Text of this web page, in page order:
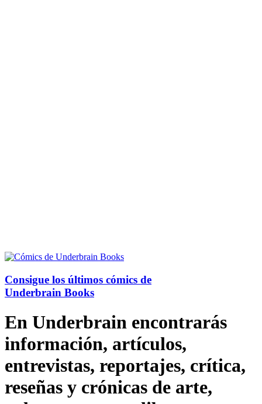
Consigue los últimos cómics de
Underbrain Books
En Underbrain encontrarás
información, artículos,
entrevistas, reportajes, crítica,
reseñas y crónicas de arte,